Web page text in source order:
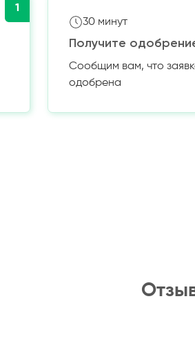
1
30 минут
Получите
Сообщим вам, что
одобрена